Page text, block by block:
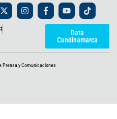
X
-
t
t
e
I
n
s
r
a
F
a
c
o
o
k
Y
o
u
u
b
e
T
i
k
o
k
Data
Cundinamarca
Prensa y Comunicaciones